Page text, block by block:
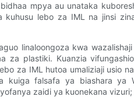
mpya au unataka
kuhusu lebo za IML na jinsi
linaloongoza kwa
za plastiki. Kuanzia
za IML hutoa umaliziaji usio
kuiga falsafa ya biashara ya
zaidi ya kuonekana